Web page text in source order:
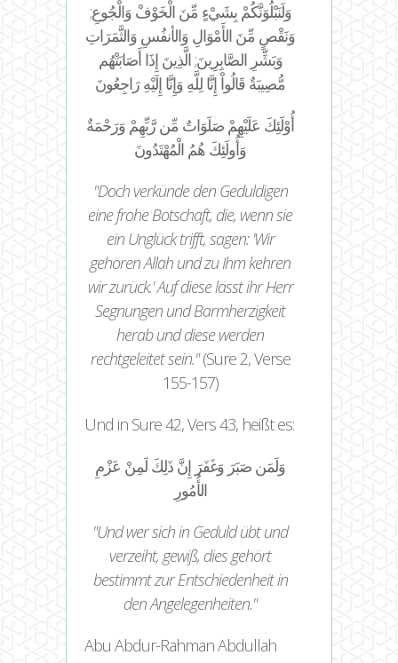
;وَلَنَبْلُوَنَّكُمْ بِشَيْءٍ مِّنَ الْخَوْفْ وَالْجُوعِ
وَنَقْصٍ مِّنَ الأَمْوَالِ وَالأنفُسِ وَالثَّمَرَاتِ
وَبَشِّرِ الصَّابِرِينَ; الَّذِينَ إِذَا أَصَابَتْهُم
مُّصِيبَةٌ قَالُواْ إِنَّا لِلَّهِ وَإِنَّا إِلَيْهِ رَاجِعُونَ
أُوْلَئِكَ عَلَيْهِمْ صَلَوَاتٌ مِّن رَّبِّهِمْ وَرَحْمَةٌ
وَأُولَئِكَ هُمُ الْمُهْتَدُونَ
Doch verkünde den Geduldigen
eine frohe Botschaft, die, wenn sie
ein Unglück trifft, sagen: 'Wir
gehören Allah und zu Ihm kehren
wir zurück.' Auf diese lässt ihr Herr
Segnungen und Barmherzigkeit
herab und diese werden
rechtgeleitet sein. (Sure 2, Verse
155-157)
Und in Sure 42, Vers 43, heißt es:
وَلَمَن صَبَرَ وَغَفَرَ إِنَّ ذَلِكَ لَمِنْ عَزْمِ
الأُمُورِ
Und wer sich in Geduld übt und
verzeiht, gewiß, dies gehört
bestimmt zur Entschiedenheit in
den Angelegenheiten.
Abu Abdur-Rahman Abdullah